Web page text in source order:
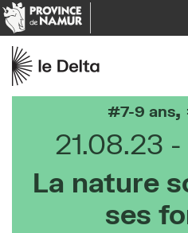
7-9 ans,
21.08.23
La nature
ses